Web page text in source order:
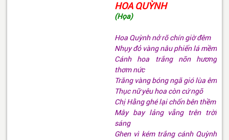
HOA QUỲNH
(Họa)
Hoa Quỳnh nở rõ chín giờ đêm
Nhụy đỏ vàng nâu phiến lá mềm
Cánh hoa trắng nõn hương
thơm nức
Trăng vàng bóng ngã gió lùa êm
Thục nữ yêu hoa còn cứ ngỡ
Chị Hằng ghé lại chốn bên thềm
Mây bay lảng vẵng trên trời
sáng
Ghen vì kém trắng cánh Quỳnh